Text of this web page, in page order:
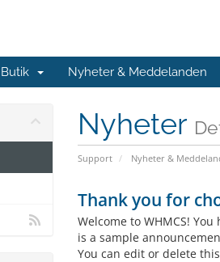
Butik Nyheter & Meddelanden
Nyheter
Support Nyheter &
Thank you for
Welcome to WHMCS!
is a sample
You can edit or delete